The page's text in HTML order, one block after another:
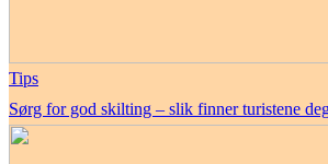
Tips
Sørg for god skilting – slik finner turistene